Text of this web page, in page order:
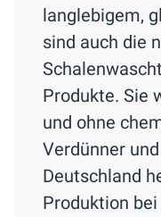
langlebigem,
sind auch die
Produkte. Sie
und ohne
Verdünner
Deutschland
Produktion